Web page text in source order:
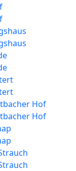
Hof
Hof